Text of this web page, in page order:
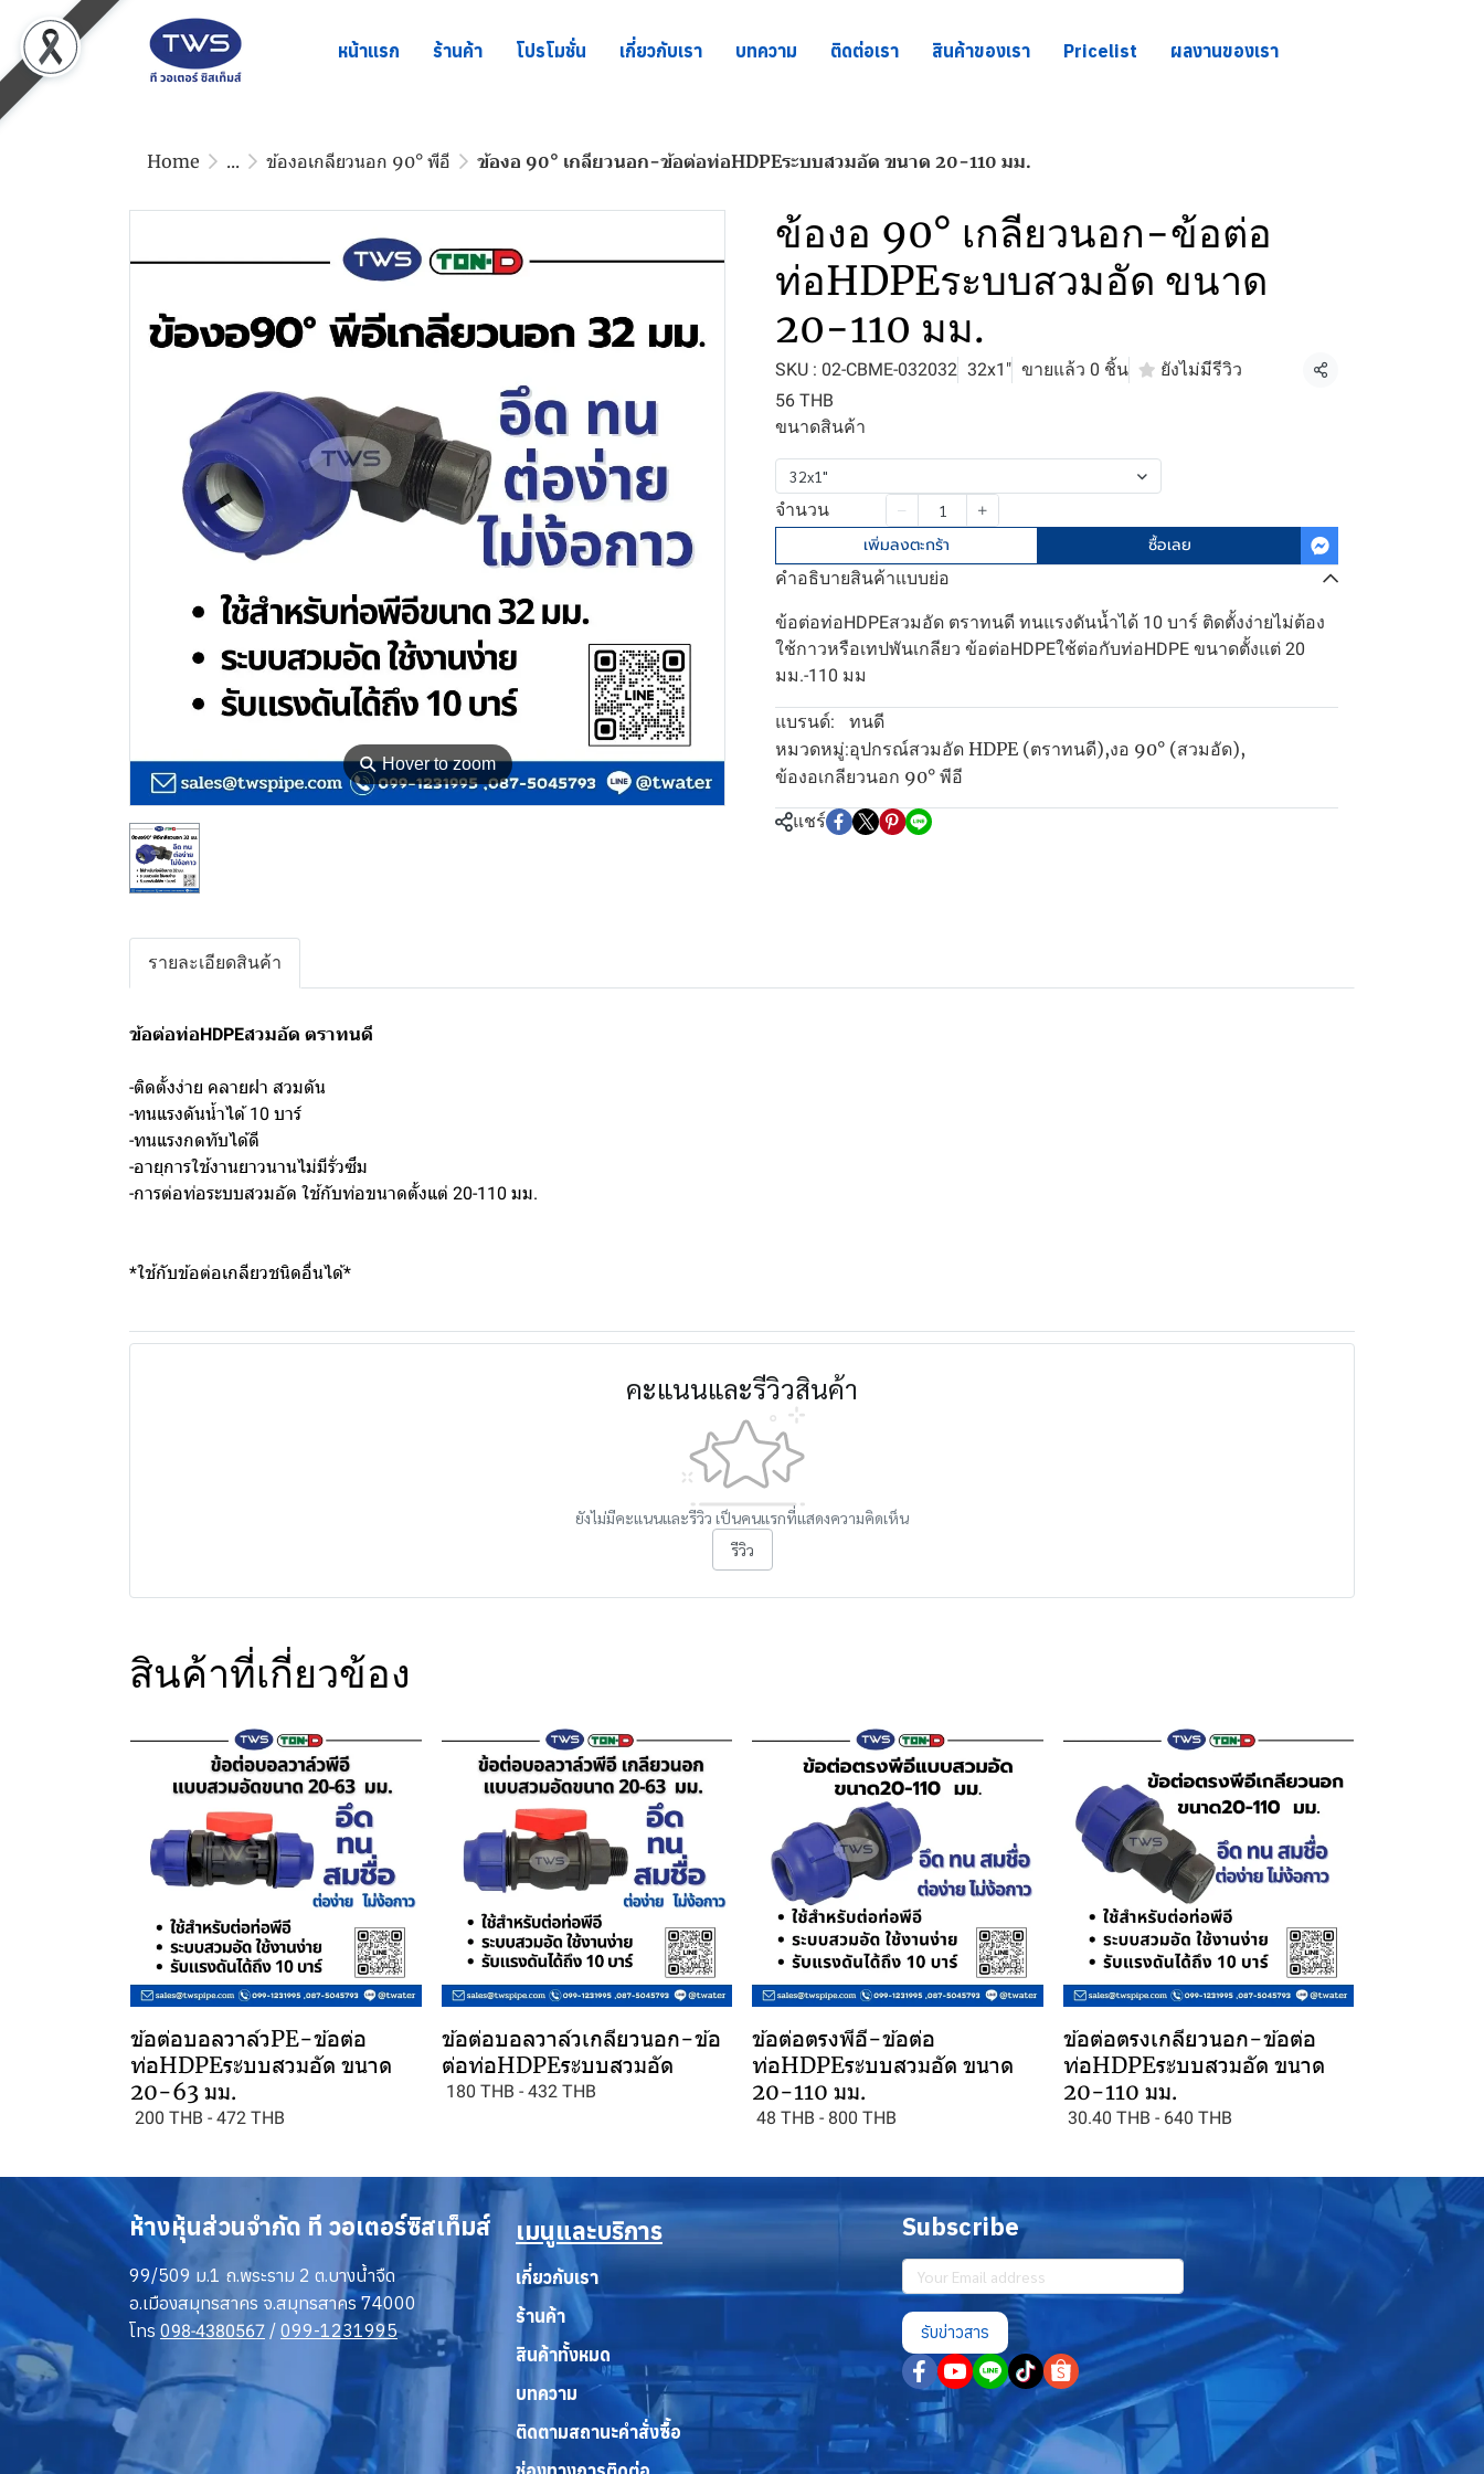
หน้าแรก ร้านค้า โปรโมชั่น เกี่ยวกับเรา บทความ ติดต่อเรา สินค้าของเรา Pricelist ผลงานของเรา
Home ... ข้องอเกลียวนอก 90° พีอี ข้องอ 90° เกลียวนอก-ข้อต่อท่อHDPEระบบสวมอัด ขนาด 20-110 มม.
⚲Hover to zoom
ข้องอ 90° เกลียวนอก-ข้อต่อ
ท่อHDPEระบบสวมอัด ขนาด
20-110 มม.
SKU : 02-CBME-032032 32x1" ขายแล้ว 0 ชิ้น ยังไม่มีรีวิว แชร์
56 THB
ขนาดสินค้า
32x1"
จำนวน
เพิ่มลงตะกร้า ซื้อเลย
คำอธิบายสินค้าแบบย่อ
ข้อต่อท่อHDPEสวมอัด ตราทนดี ทนแรงดันน้ำได้ 10 บาร์ ติดตั้งง่ายไม่ต้อง
ใช้กาวหรือเทปพันเกลียว ข้อต่อHDPEใช้ต่อกับท่อHDPE ขนาดตั้งแต่ 20
มม.-110 มม
แบรนด์: ทนดี
หมวดหมู่:อุปกรณ์สวมอัด HDPE (ตราทนดี),งอ 90° (สวมอัด),
ข้องอเกลียวนอก 90° พีอี
แชร์
รายละเอียดสินค้า
ข้อต่อท่อHDPEสวมอัด ตราทนดี
-ติดตั้งง่าย คลายฝา สวมดัน
-ทนแรงดันน้ำได้ 10 บาร์
-ทนแรงกดทับได้ดี
-อายุการใช้งานยาวนานไม่มีรั่วซึม
-การต่อท่อระบบสวมอัด ใช้กับท่อขนาดตั้งแต่ 20-110 มม.
*ใช้กับข้อต่อเกลียวชนิดอื่นได้*
คะแนนและรีวิวสินค้า
ยังไม่มีคะแนนและรีวิว เป็นคนแรกที่แสดงความคิดเห็น
รีวิว
สินค้าที่เกี่ยวข้อง
ข้อต่อบอลวาล์วPE-ข้อต่อ
ท่อHDPEระบบสวมอัด ขนาด
20-63 มม.
200 THB - 472 THB
ข้อต่อบอลวาล์วเกลียวนอก-ข้อ
ต่อท่อHDPEระบบสวมอัด
180 THB - 432 THB
ข้อต่อตรงพีอี-ข้อต่อ
ท่อHDPEระบบสวมอัด ขนาด
20-110 มม.
48 THB - 800 THB
ข้อต่อตรงเกลียวนอก-ข้อต่อ
ท่อHDPEระบบสวมอัด ขนาด
20-110 มม.
30.40 THB - 640 THB
ห้างหุ้นส่วนจำกัด ที วอเตอร์ซิสเท็มส์
99/509 ม.1 ถ.พระราม 2 ต.บางน้ำจืด
อ.เมืองสมุทรสาคร จ.สมุทรสาคร 74000
โทร 098-4380567 / 099-1231995
เมนูและบริการ
เกี่ยวกับเรา
ร้านค้า
สินค้าทั้งหมด
บทความ
ติดตามสถานะคำสั่งซื้อ
Subscribe
รับข่าวสาร